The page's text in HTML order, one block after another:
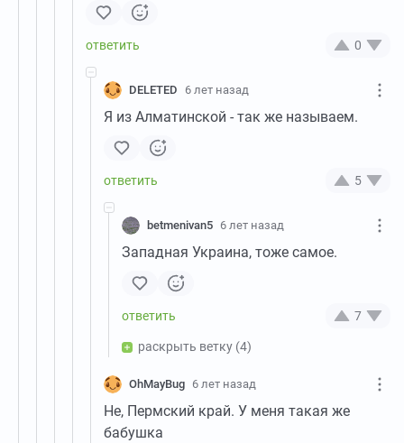
0
DELETED 6 лет назад
Я из Алматинской - так же называем.
5
betmenivan5 6 лет назад
Западная Украина, тоже самое.
7
раскрыть ветку (4)
OhMayBug 6 лет назад
Не, Пермский край. У меня такая же
бабушка